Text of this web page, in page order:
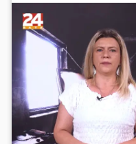
stajati sanacija otpada u
suca, od utorka nove cijene
branitelja...